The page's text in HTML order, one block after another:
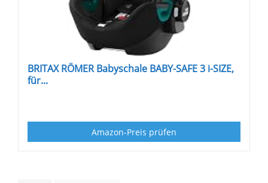
BRITAX RÖMER Babyschale BABY-SAFE 3 i-SIZE,
für...
Amazon-Preis prüfen